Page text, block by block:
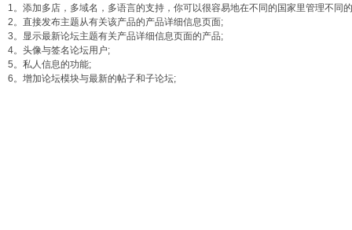
1。添加多店，多域名，多语言的支持，你可以很容易地在不同的国家里管理不同
2。直接发布主题从有关该产品的产品详细信息页面;
3。显示最新论坛主题有关产品详细信息页面的产品;
4。头像与签名论坛用户;
5。私人信息的功能;
6。增加论坛模块与最新的帖子和子论坛;